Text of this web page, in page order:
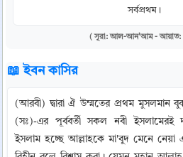
সর্বপ্রথম।
( সূরা: আল-আন'আম - আয়াত:
📖 ইবন কাসির
(আরবী) দ্বারা ঐ উম্মতের প্রথম মুসলমান
(সঃ)-এর পূর্ববর্তী সকল নবী ইসলামেরই
ইসলাম হচ্ছে আল্লাহকে মা'বুদ মেনে